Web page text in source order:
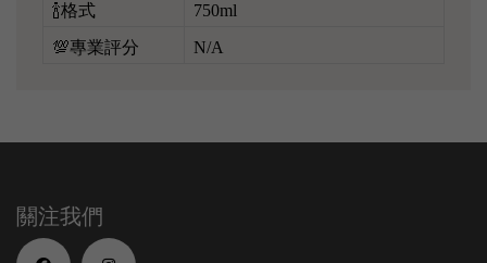
🍾格式 750ml
💯專業評分 N/A
關注我們